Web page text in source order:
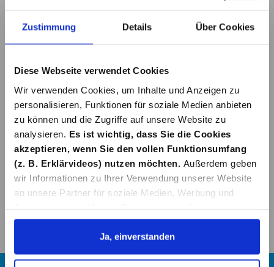
Zustimmung Details Über Cookies
Diese Webseite verwendet Cookies
Wir verwenden Cookies, um Inhalte und Anzeigen zu
personalisieren, Funktionen für soziale Medien anbieten
zu können und die Zugriffe auf unsere Website zu
analysieren. Es ist wichtig, dass Sie die Cookies
akzeptieren, wenn Sie den vollen Funktionsumfang
(z. B. Erklärvideos) nutzen möchten.
Außerdem geben
wir Informationen zu Ihrer Verwendung unserer Website
an unsere Partner für soziale Medien, Werbung und
Informationen möglicherweise mit weiteren Daten
zusammen, die Sie ihnen bereitgestellt haben oder die
sie im Rahmen Ihrer Nutzung der Dienste gesammelt
Ja, einverstanden